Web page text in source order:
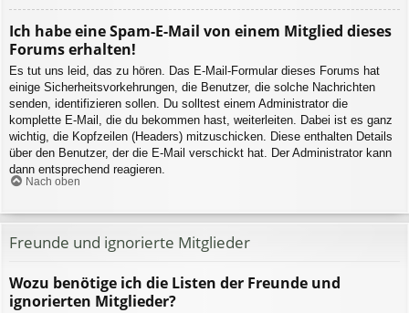
Ich habe eine Spam-E-Mail von einem Mitglied dieses
Forums erhalten!
Es tut uns leid, das zu hören. Das E-Mail-Formular dieses Forums hat
einige Sicherheitsvorkehrungen, die Benutzer, die solche Nachrichten
senden, identifizieren sollen. Du solltest einem Administrator die
komplette E-Mail, die du bekommen hast, weiterleiten. Dabei ist es ganz
wichtig, die Kopfzeilen (Headers) mitzuschicken. Diese enthalten Details
über den Benutzer, der die E-Mail verschickt hat. Der Administrator kann
dann entsprechend reagieren.
Nach oben
Freunde und ignorierte Mitglieder
Wozu benötige ich die Listen der Freunde und
ignorierten Mitglieder?